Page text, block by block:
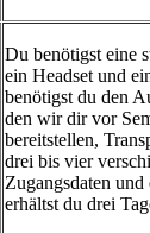
Du benötigst eine
ein Headset und
benötigst du den
den wir dir vor
bereitstellen,
drei bis vier
Zugangsdaten
erhältst du drei